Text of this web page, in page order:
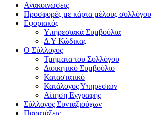
Ανακοινώσεις
Προσφορές με κάρτα μέλους συλλόγου
Εφοριακός
Υπηρεσιακά Συμβούλια
Δ.Υ Κώδικας
Ο Σύλλογος
Τμήματα του Συλλόγου
Διοικητικό Συμβούλιο
Καταστατικό
Κατάλογος Υπηρεσιών
Αίτηση Εγγραφής
Σύλλογος Συνταξιούχων
Παρατάξεις